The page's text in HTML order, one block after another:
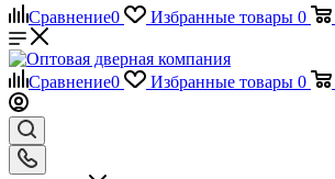
Сравнение0 Избранные товары 0
Сравнение0 Избранные товары 0